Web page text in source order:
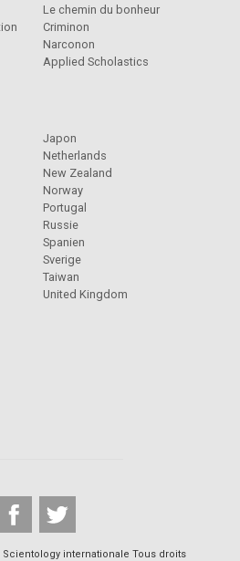
Le chemin du bonheur
Criminon
Narconon
Applied Scholastics
Japon
Netherlands
New Zealand
Norway
Portugal
Russie
Spanien
Sverige
Taiwan
United Kingdom
Scientology internationale Tous droits